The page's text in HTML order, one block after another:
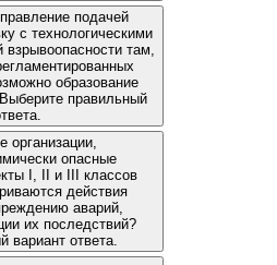
подачей
с технологическими
взрывоопасности там,
образование
правильный
организации,
опасные
I, II и III классов
действия
аварий,
их последствий?
вариант ответа.